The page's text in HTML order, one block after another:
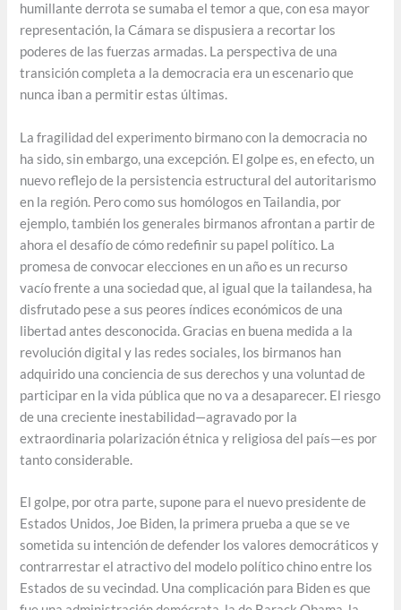
humillante derrota se sumaba el temor a que, con esa mayor
representación, la Cámara se dispusiera a recortar los
poderes de las fuerzas armadas. La perspectiva de una
transición completa a la democracia era un escenario que
nunca iban a permitir estas últimas.
La fragilidad del experimento birmano con la democracia no
ha sido, sin embargo, una excepción. El golpe es, en efecto, un
nuevo reflejo de la persistencia estructural del autoritarismo
en la región. Pero como sus homólogos en Tailandia, por
ejemplo, también los generales birmanos afrontan a partir de
ahora el desafío de cómo redefinir su papel político. La
promesa de convocar elecciones en un año es un recurso
vacío frente a una sociedad que, al igual que la tailandesa, ha
disfrutado pese a sus peores índices económicos de una
libertad antes desconocida. Gracias en buena medida a la
revolución digital y las redes sociales, los birmanos han
adquirido una conciencia de sus derechos y una voluntad de
participar en la vida pública que no va a desaparecer. El riesgo
de una creciente inestabilidad—agravado por la
extraordinaria polarización étnica y religiosa del país—es por
tanto considerable.
El golpe, por otra parte, supone para el nuevo presidente de
Estados Unidos, Joe Biden, la primera prueba a que se ve
sometida su intención de defender los valores democráticos y
contrarrestar el atractivo del modelo político chino entre los
Estados de su vecindad. Una complicación para Biden es que